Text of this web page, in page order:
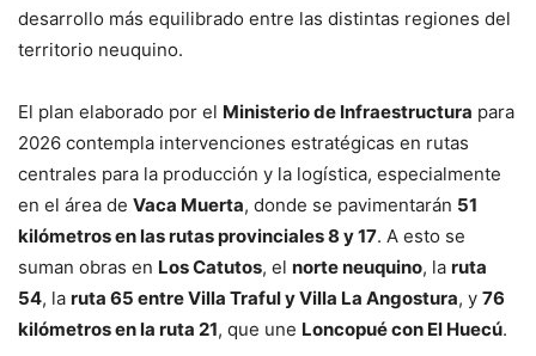
desarrollo más equilibrado entre las distintas regiones del
territorio neuquino.
El plan elaborado por el Ministerio de Infraestructura para
2026 contempla intervenciones estratégicas en rutas
centrales para la producción y la logística, especialmente
en el área de Vaca Muerta, donde se pavimentarán 51
kilómetros en las rutas provinciales 8 y 17. A esto se
suman obras en Los Catutos, el norte neuquino, la ruta
54, la ruta 65 entre Villa Traful y Villa La Angostura, y 76
kilómetros en la ruta 21, que une Loncopué con El Huecú.